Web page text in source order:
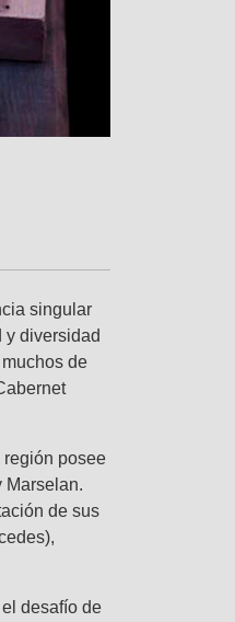
singular
y diversidad
de
posee
Marselan.
de sus
desafío de